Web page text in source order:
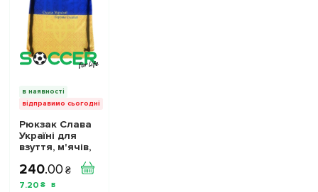
в наявності
відправимо сьогодні
Рюкзак Слава
Україні для
взуття, м'ячів,
10290100 колiр:
жовто-синій
240.00 ₴
7.20 ₴